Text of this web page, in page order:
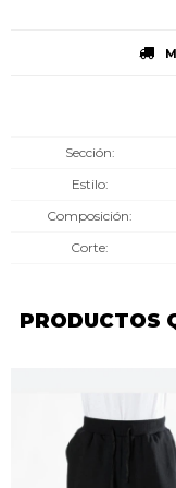
Sección
Estilo
Composición
Corte
PRODUCTOS